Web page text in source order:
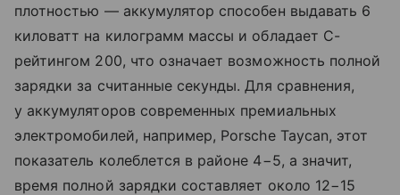
плотностью — аккумулятор способен выдавать 6
киловатт на килограмм массы и обладает C-
рейтингом 200, что означает возможность полной
зарядки за считанные секунды. Для сравнения,
у аккумуляторов современных премиальных
электромобилей, например, Porsche Taycan, этот
показатель колеблется в районе 4−5, а значит,
время полной зарядки составляет около 12−15